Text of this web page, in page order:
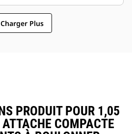
Charger Plus
PRODUIT POUR 1,05
COMPACTE